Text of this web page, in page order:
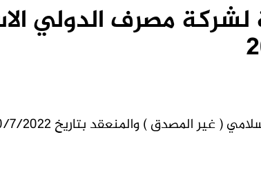
لشركة مصرف الدولي
غير المصدق ) والمنعقد بتاريخ 20/7/2022